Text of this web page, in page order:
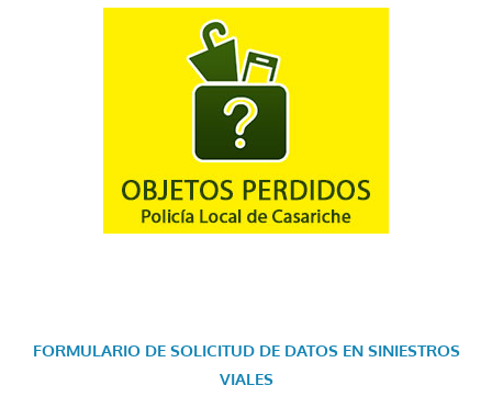
FORMULARIO DE SOLICITUD DE DATOS EN SINIESTROS
VIALES